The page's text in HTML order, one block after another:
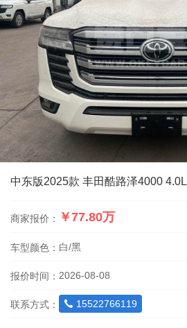
中东版2025款 丰田酷路泽4000
商家报价： ￥77.80万
车型颜色： 白/黑
报价时间： 2026-08-08
联系方式：  15522766119